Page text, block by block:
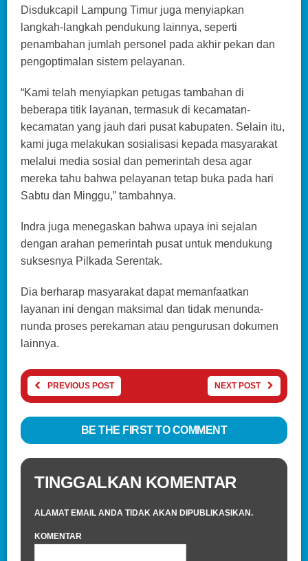
Disdukcapil Lampung Timur juga menyiapkan
langkah-langkah pendukung lainnya, seperti
penambahan jumlah personel pada akhir pekan dan
pengoptimalan sistem pelayanan.
“Kami telah menyiapkan petugas tambahan di
beberapa titik layanan, termasuk di kecamatan-
kecamatan yang jauh dari pusat kabupaten. Selain itu,
kami juga melakukan sosialisasi kepada masyarakat
melalui media sosial dan pemerintah desa agar
mereka tahu bahwa pelayanan tetap buka pada hari
Sabtu dan Minggu,” tambahnya.
Indra juga menegaskan bahwa upaya ini sejalan
dengan arahan pemerintah pusat untuk mendukung
suksesnya Pilkada Serentak.
Dia berharap masyarakat dapat memanfaatkan
layanan ini dengan maksimal dan tidak menunda-
nunda proses perekaman atau pengurusan dokumen
lainnya.
PREVIOUS POST NEXT POST
BE THE FIRST TO COMMENT
TINGGALKAN KOMENTAR
ALAMAT EMAIL ANDA TIDAK AKAN DIPUBLIKASIKAN.
KOMENTAR